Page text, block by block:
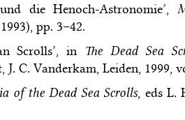
die Henoch-Astronomie’,
pp. 3–42.
Scrolls’, in The Dead Sea
J. C. Vanderkam, Leiden, 1999,
of the Dead Sea Scrolls, eds L.